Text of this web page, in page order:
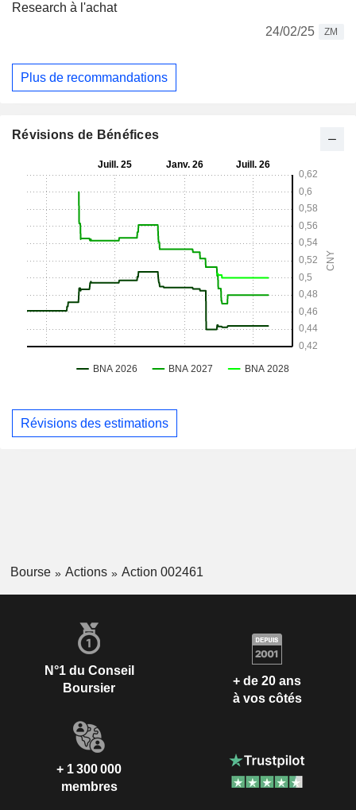
Research à l'achat
24/02/25
ZM
Plus de recommandations
Révisions de Bénéfices
Révisions des estimations
Bourse Actions Action 002461
N°1 du Conseil
Boursier
+ de 20 ans
à vos côtés
+ 1 300 000
membres